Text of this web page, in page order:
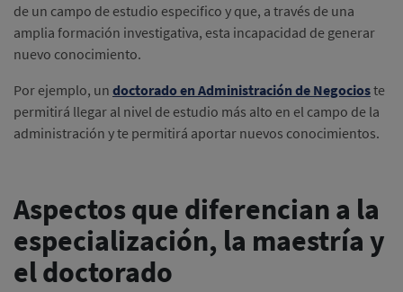
de un campo de estudio especifico y que, a través de una
amplia formación investigativa, esta incapacidad de generar
nuevo conocimiento.
Por ejemplo, un doctorado en Administración de Negocioste
permitirá llegar al nivel de estudio más alto en el campo de la
administración y te permitirá aportar nuevos conocimientos.
Aspectos que diferencian a la
especialización, la maestría y
el doctorado